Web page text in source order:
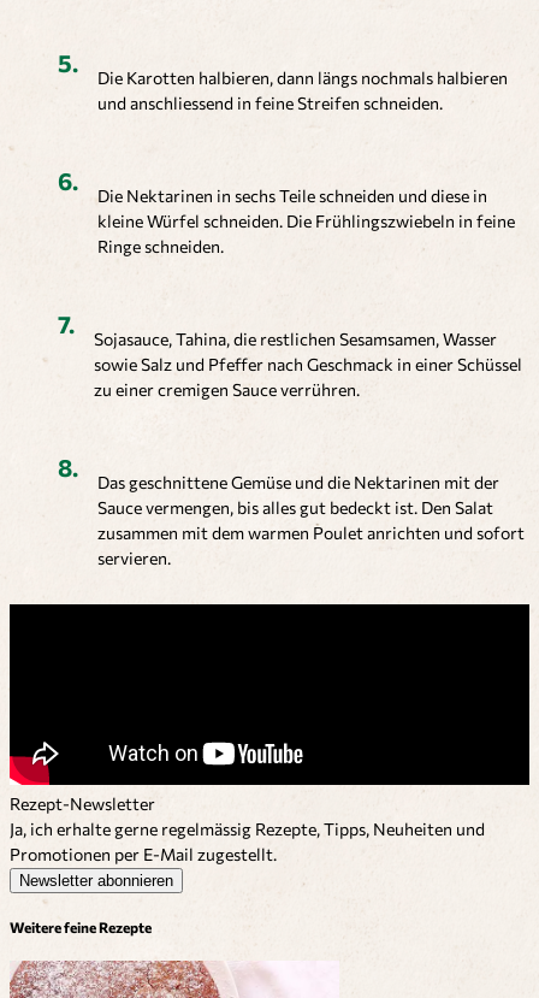
Die Karotten halbieren, dann längs nochmals halbieren
und anschliessend in feine Streifen schneiden.
Die Nektarinen in sechs Teile schneiden und diese in
kleine Würfel schneiden. Die Frühlingszwiebeln in feine
Ringe schneiden.
Sojasauce, Tahina, die restlichen Sesamsamen, Wasser
sowie Salz und Pfeffer nach Geschmack in einer Schüssel
zu einer cremigen Sauce verrühren.
Das geschnittene Gemüse und die Nektarinen mit der
Sauce vermengen, bis alles gut bedeckt ist. Den Salat
zusammen mit dem warmen Poulet anrichten und sofort
servieren.
Rezept-Newsletter
Ja, ich erhalte gerne regelmässig Rezepte, Tipps, Neuheiten und
Promotionen per E-Mail zugestellt.
Newsletter abonnieren
Weitere feine Rezepte